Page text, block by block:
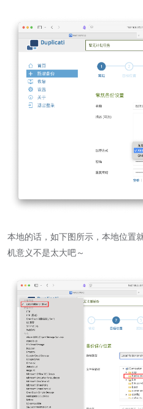
本地的话，如下图所示，本地位置
机意义不是太大吧～